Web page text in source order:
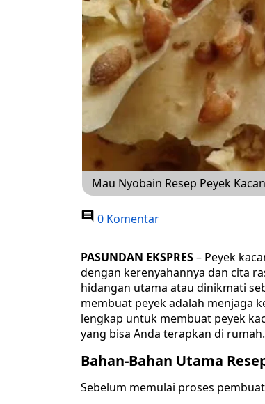
Mau Nyobain Resep Peyek
0 Komentar
PASUNDAN EKSPRES– Peyek
dengan kerenyahannya dan cita
hidangan utama atau dinikmati
membuat peyek adalah menjaga
lengkap untuk membuat peyek
yang bisa Anda terapkan di rumah.
Bahan-Bahan Utama
Sebelum memulai proses